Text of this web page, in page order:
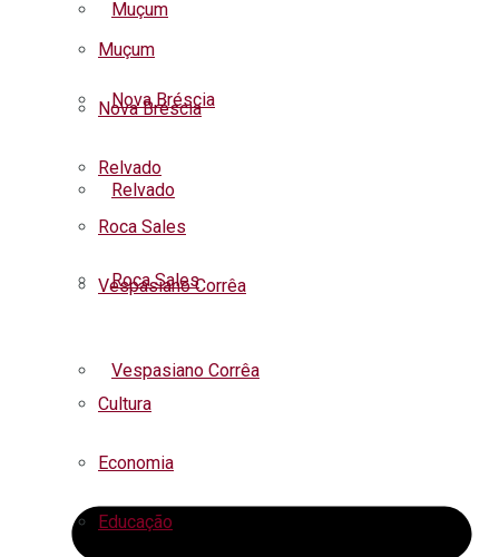
Muçum
Nova Bréscia
Relvado
Roca Sales
Vespasiano Corrêa
Muçum
Nova Bréscia
Relvado
Roca Sales
Vespasiano Corrêa
Cultura
Economia
Educação